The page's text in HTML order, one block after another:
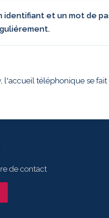
identifiant et un mot de
l'accueil téléphonique se
de contact